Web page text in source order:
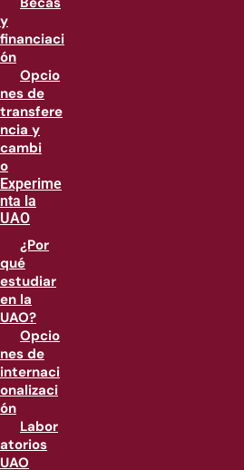
y
financiaci
ón
Opcio
nes de
transfere
ncia y
cambi
o
Experime
nta la
UAO
¿Por
qué
estudiar
en la
UAO?
Opcio
nes de
internaci
onalizaci
ón
Labor
atorios
UAO